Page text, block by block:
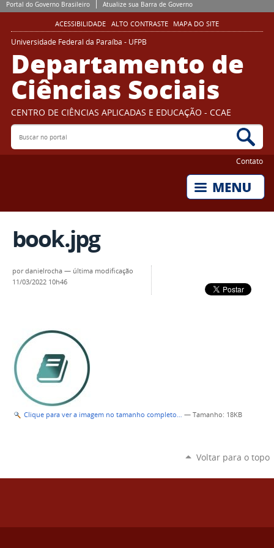
Portal do Governo Brasileiro Atualize sua Barra de Governo
ACESSIBILIDADE ALTO CONTRASTE MAPA DO SITE
Universidade Federal da Paraíba - UFPB
Departamento de
Ciências Sociais
CENTRO DE CIÊNCIAS APLICADAS E EDUCAÇÃO - CCAE
Buscar no portal
Contato
book.jpg
pordanielrocha — última modificação
11/03/2022 10h46
Clique para ver a imagem no tamanho completo… — Tamanho: 18KB
Voltar para o topo